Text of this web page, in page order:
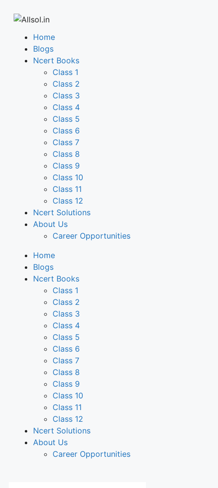
Home
Blogs
Ncert Books
Class 1
Class 2
Class 3
Class 4
Class 5
Class 6
Class 7
Class 8
Class 9
Class 10
Class 11
Class 12
Ncert Solutions
About Us
Career Opportunities
Home
Blogs
Ncert Books
Class 1
Class 2
Class 3
Class 4
Class 5
Class 6
Class 7
Class 8
Class 9
Class 10
Class 11
Class 12
Ncert Solutions
About Us
Career Opportunities